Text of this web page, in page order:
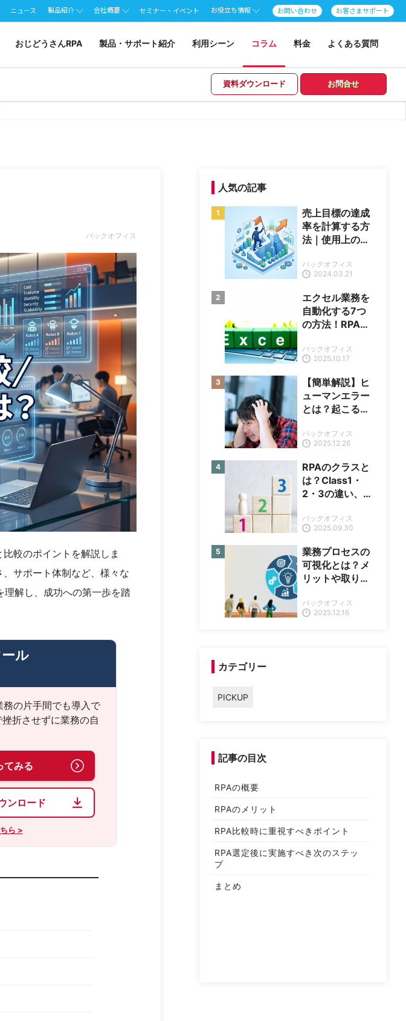
ニュース 製品紹介 会社概要 セミナー・イベント お役立ち情報 お問い合わせ お客さまサポート
おじどうさんRPA 製品・サポート紹介 利用シーン コラム 料金 よくある質問
資料ダウンロード お問合せ
バックオフィス
較のポイントを解説しま
サポート体制など、様々な
解し、成功への第一歩を踏
ル
の片手間でも導入で
折させずに業務の自
てみる
ンロード
ら >
人気の記事
売上目標の達成
率を計算する方
法｜使用上の注
しよう
2024.03.21
バックオフィス
エクセル業務を
自動化する7つ
の方法！RPAツ
や事例も解説
2025.10.17
バックオフィス
【簡単解説】ヒ
ューマンエラー
とは？起こる原
2025.12.26
バックオフィス
RPAのクラスと
は？Class1・
2・3の違い、導
介
2025.09.30
バックオフィス
業務プロセスの
可視化とは？メ
リットや取り組
コツを解説
2025.12.16
バックオフィス
カテゴリー
PICKUP
記事の目次
RPAの概要
RPAのメリット
RPA比較時に重視すべきポイント
RPA選定後に実施すべき次のステッ
プ
まとめ